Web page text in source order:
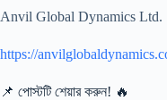
Anvil Global Dynamics Ltd.
https://
📌 পোস্টটি শেয়ার করুন! 🔥